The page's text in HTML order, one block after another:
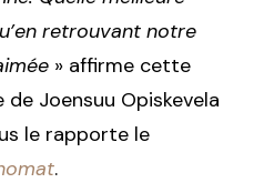
retrouvant notre
» affirme cette
Joensuu Opiskevela
le rapporte le
.